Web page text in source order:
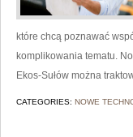
które chcą poznawać
komplikowania tematu.
Ekos-Sułów można
CATEGORIES: NOWE